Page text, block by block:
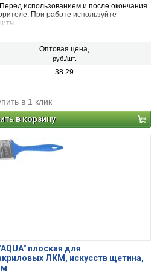
использованием и после окончания
При работе используйте
Оптовая цена,
руб./шт.
38.29
в 1 клик
в корзину
плоская для
ЛКМ, искусств щетина,